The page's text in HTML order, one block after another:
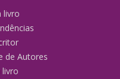
livro
de Autores
livro